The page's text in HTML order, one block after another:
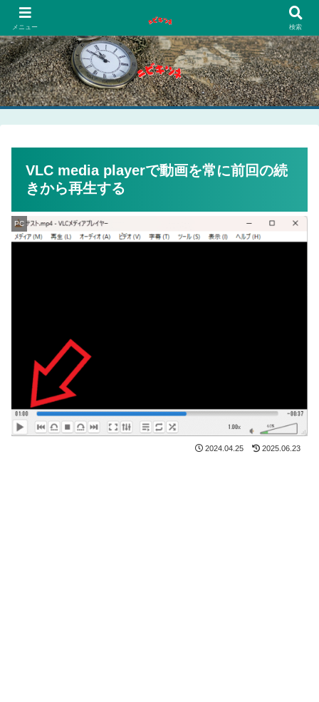
VLC media playerで動画を常に前回の続
きから再生する
PC
2024.04.25 2025.06.23
メニュー 検索